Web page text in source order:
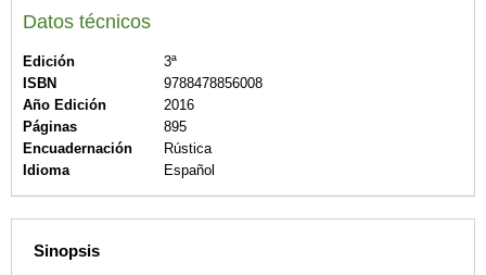
Datos técnicos
Edición
3ª
ISBN
9788478856008
Año Edición
2016
Páginas
895
Encuadernación
Rústica
Idioma
Español
Sinopsis